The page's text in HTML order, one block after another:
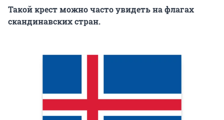
Такой крест можно часто увидеть на флагах
скандинавских стран.